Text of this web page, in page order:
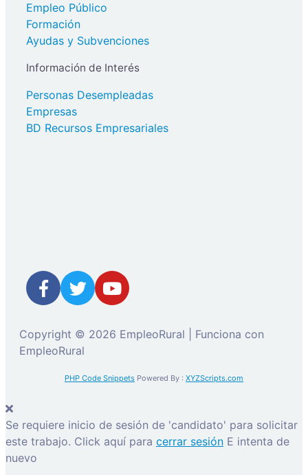
Empleo Público
Formación
Ayudas y Subvenciones
Información de Interés
Personas Desempleadas
Empresas
BD Recursos Empresariales
Copyright © 2026 EmpleoRural | Funciona con
EmpleoRural
PHP Code Snippets Powered By : XYZScripts.com
Se requiere inicio de sesión de 'candidato' para solicitar
este trabajo. Click aquí para cerrar sesión E intenta de
nuevo